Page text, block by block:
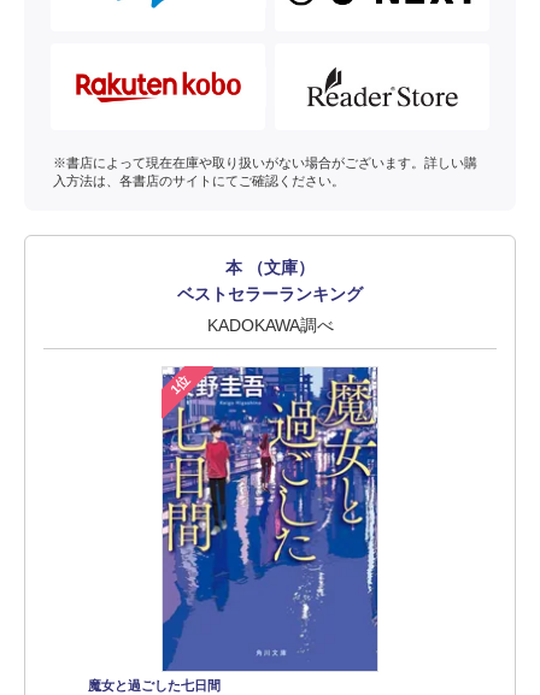
※書店によって現在在庫や取り扱いがない場合がございます。詳しい購
入方法は、各書店のサイトにてご確認ください。
本 （文庫）
ベストセラーランキング
KADOKAWA調べ
1位
魔女と過ごした七日間